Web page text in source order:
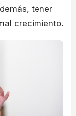
tener
crecimiento.